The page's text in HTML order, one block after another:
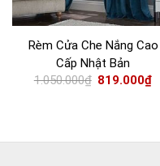
Rèm Cửa Che Nắng Cao
Cấp Nhật Bản
1.050.000₫ 819.000₫